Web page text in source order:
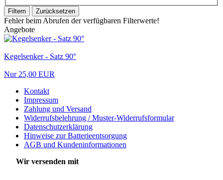
Filtern Zurücksetzen
Fehler beim Abrufen der verfügbaren Filterwerte!
Angebote
Kegelsenker - Satz 90°
Nur 25,00 EUR
Kontakt
Impressum
Zahlung und Versand
Widerrufsbelehrung / Muster-Widerrufsformular
Datenschutzerklärung
Hinweise zur Batterieentsorgung
AGB und Kundeninformationen
Wir versenden mit